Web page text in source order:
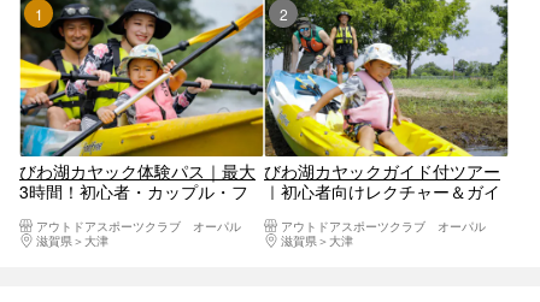
1位
びわ湖カヤック体験パス｜最大
3時間！初心者・カップル・フ
アウトドアスポーツクラブ オーパル
滋賀県
大津
2位
びわ湖カヤックガイド付ツアー
｜初心者向けレクチャー＆ガイ
アウトドアスポーツクラブ オーパル
滋賀県
大津